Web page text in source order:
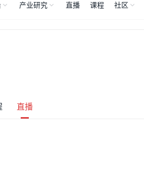
产业研究 直播 课程 社区
直播